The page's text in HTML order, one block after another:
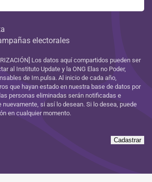
electorales
Los datos aquí compartidos pueden ser
al Instituto Update y la ONG Elas no Poder,
de Im.pulsa. Al inicio de cada año,
que hayan estado en nuestra base de datos por
personas eliminadas serán notificadas e
nuevamente, si así lo desean. Si lo desea, puede
en cualquier momento.
Cadastrar